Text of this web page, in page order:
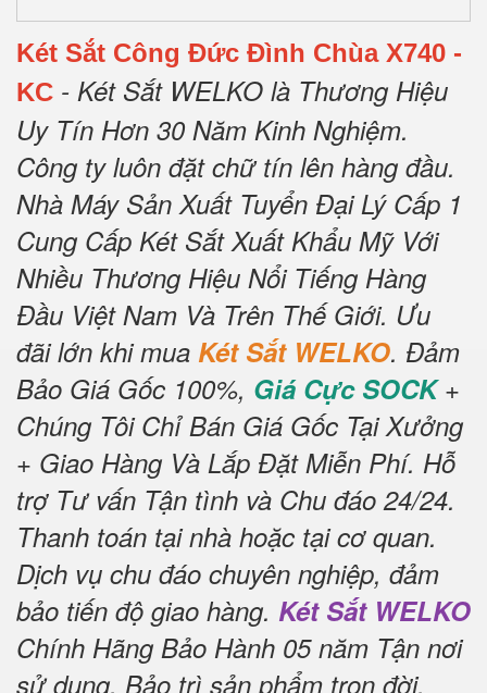
Két Sắt Công Đức Đình Chùa X740 -
KC - Két Sắt WELKO là Thương Hiệu
Uy Tín Hơn 30 Năm Kinh Nghiệm.
Công ty luôn đặt chữ tín lên hàng đầu.
Nhà Máy Sản Xuất Tuyển Đại Lý Cấp 1
Cung Cấp Két Sắt Xuất Khẩu Mỹ Với
Nhiều Thương Hiệu Nổi Tiếng Hàng
Đầu Việt Nam Và Trên Thế Giới. Ưu
đãi lớn khi mua Két Sắt WELKO. Đảm
Bảo Giá Gốc 100%, Giá Cực SOCK+
Chúng Tôi Chỉ Bán Giá Gốc Tại Xưởng
+ Giao Hàng Và Lắp Đặt Miễn Phí. Hỗ
trợ Tư vấn Tận tình và Chu đáo 24/24.
Thanh toán tại nhà hoặc tại cơ quan.
Dịch vụ chu đáo chuyên nghiệp, đảm
bảo tiến độ giao hàng. Két Sắt WELKO
Chính Hãng Bảo Hành 05 năm Tận nơi
sử dụng, Bảo trì sản phẩm trọn đời.